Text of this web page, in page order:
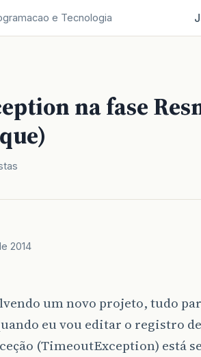
e Tecnologia
na fase
2014
um novo projeto, tudo
eu vou editar o registro
(TimeoutException) está